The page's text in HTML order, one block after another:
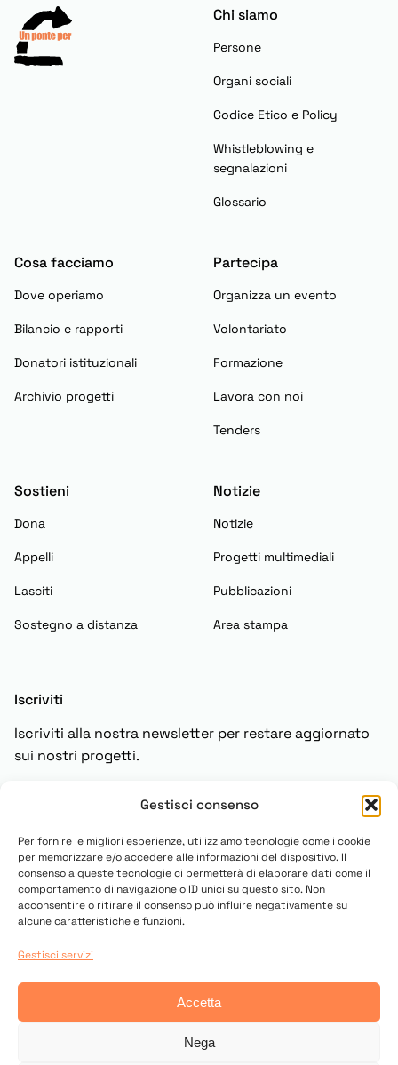
Gestisci consenso
Per fornire le migliori esperienze, utilizziamo tecnologie come i cookie
per memorizzare e/o accedere alle informazioni del dispositivo. Il
consenso a queste tecnologie ci permetterà di elaborare dati come il
comportamento di navigazione o ID unici su questo sito. Non
acconsentire o ritirare il consenso può influire negativamente su
alcune caratteristiche e funzioni.
Gestisci servizi
Accetta
Nega
Chi siamo
Persone
Organi sociali
Codice Etico e Policy
Whistleblowing e
segnalazioni
Glossario
Cosa facciamo
Dove operiamo
Bilancio e rapporti
Donatori istituzionali
Archivio progetti
Partecipa
Organizza un evento
Volontariato
Formazione
Lavora con noi
Tenders
Sostieni
Dona
Appelli
Lasciti
Sostegno a distanza
Notizie
Notizie
Progetti multimediali
Pubblicazioni
Area stampa
Iscriviti
Iscriviti alla nostra newsletter per restare aggiornato
sui nostri progetti.
Privacy Policy